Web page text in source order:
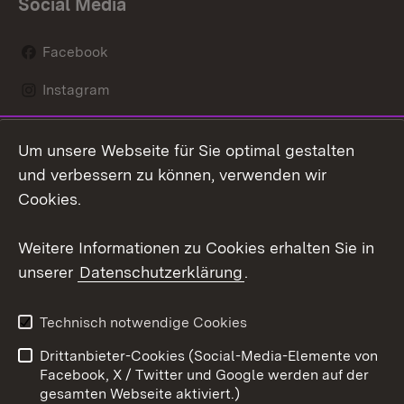
Social Media
Facebook
Instagram
Social Wall
Youtube
Kontakt
Datenschutz
Barrierefreiheit
Impressum Cookies
Um unsere Webseite für Sie optimal gestalten
und verbessern zu können, verwenden wir
Cookies.
Weitere Informationen zu Cookies erhalten Sie in
unserer Datenschutzerklärung.
Technisch notwendige Cookies
Drittanbieter-Cookies (Social-Media-Elemente von
Facebook, X / Twitter und Google werden auf der
gesamten Webseite aktiviert.)